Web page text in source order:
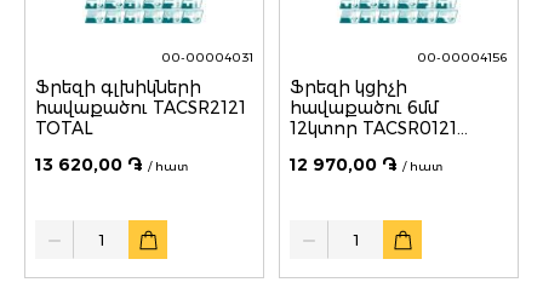
00-00004031
Ֆրեզի գլխիկների
հավաքածու TACSR2121
TOTAL
13 620,00 ֏ / հատ
Quantity
00-00004156
Ֆրեզի կցիչի
հավաքածու 6մմ
12կտոր TACSR0121
12 970,00 ֏ / հատ
Quantity